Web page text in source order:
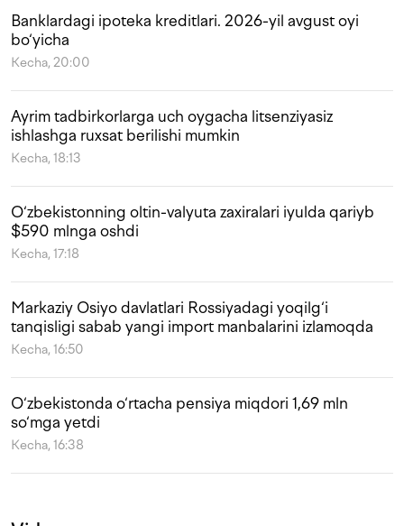
Banklardagi ipoteka kreditlari. 2026-yil avgust oyi
bo‘yicha
Kecha, 20:00
Ayrim tadbirkorlarga uch oygacha litsenziyasiz
ishlashga ruxsat berilishi mumkin
Kecha, 18:13
O‘zbekistonning oltin-valyuta zaxiralari iyulda qariyb
$590 mlnga oshdi
Kecha, 17:18
Markaziy Osiyo davlatlari Rossiyadagi yoqilg‘i
tanqisligi sabab yangi import manbalarini izlamoqda
Kecha, 16:50
O‘zbekistonda o‘rtacha pensiya miqdori 1,69 mln
so‘mga yetdi
Kecha, 16:38